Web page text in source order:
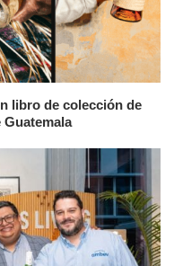
libro de colección de